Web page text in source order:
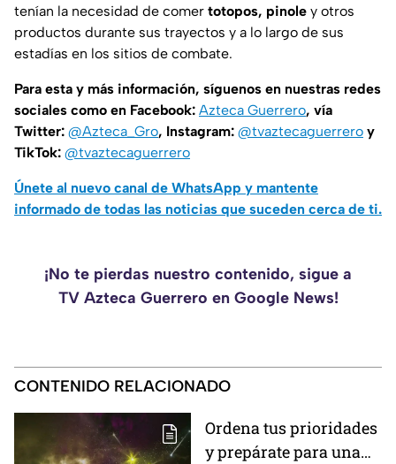
tenían la necesidad de comer totopos, pinole y otros
productos durante sus trayectos y a lo largo de sus
estadías en los sitios de combate.
Para esta y más información, síguenos en nuestras redes
sociales como en Facebook: Azteca Guerrero, vía
Twitter: @Azteca_Gro, Instagram: @tvaztecaguerrero y
TikTok: @tvaztecaguerrero
Únete al nuevo canal de WhatsApp y mantente
informado de todas las noticias que suceden cerca de ti.
¡No te pierdas nuestro contenido, sigue a
TV Azteca Guerrero en Google News!
CONTENIDO RELACIONADO
Ordena tus prioridades
y prepárate para una